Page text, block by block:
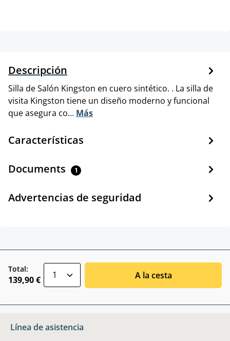
Descripción
Silla de Salón Kingston en cuero sintético. . La silla de
visita Kingston tiene un diseño moderno y funcional
que asegura co… Más
Características
Documents 1
Advertencias de seguridad
Total:
139,90 € A la cesta
Línea de asistencia